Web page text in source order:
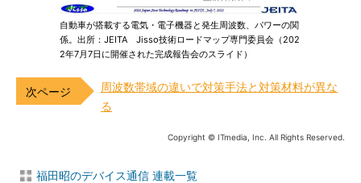
自動車が搭載する電気・電子機器と発生周波数、パワーの関
係。出所：JEITA Jisso技術ロードマップ専門委員会（202
2年7月7日に開催された完成報告会のスライド）
周波数帯域の違いで対策手法と対策材料が異な
る
Copyright © ITmedia, Inc. All Rights Reserved.
福田昭のデバイス通信 連載一覧